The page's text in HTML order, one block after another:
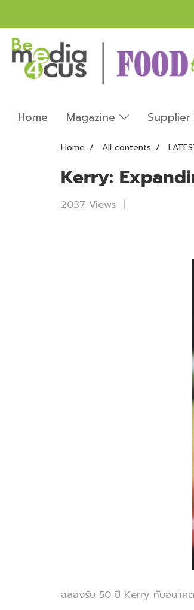
Home Magazine
Home All contents
Kerry:
2037 Views |
ฉลองรับ 50 ปี Kerry กับอนาค